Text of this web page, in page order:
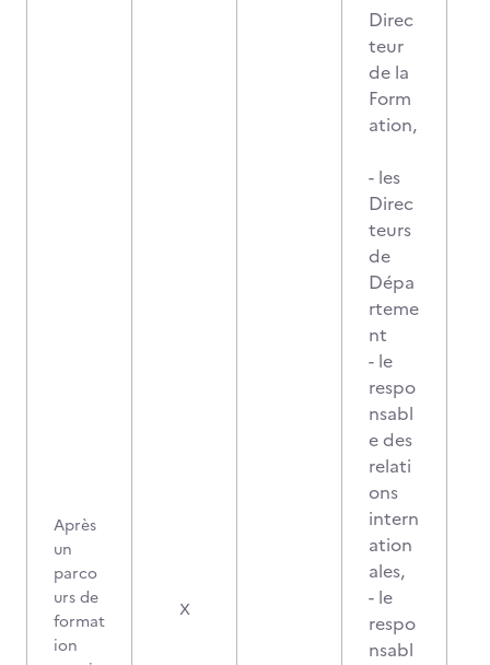
Après
un
parco
urs de
format
ion
X
Direc
teur
de la
Form
ation,
- les
Direc
teurs
de
Dépa
rteme
nt
- le
respo
nsabl
e des
relati
ons
intern
ation
ales,
- le
respo
nsabl